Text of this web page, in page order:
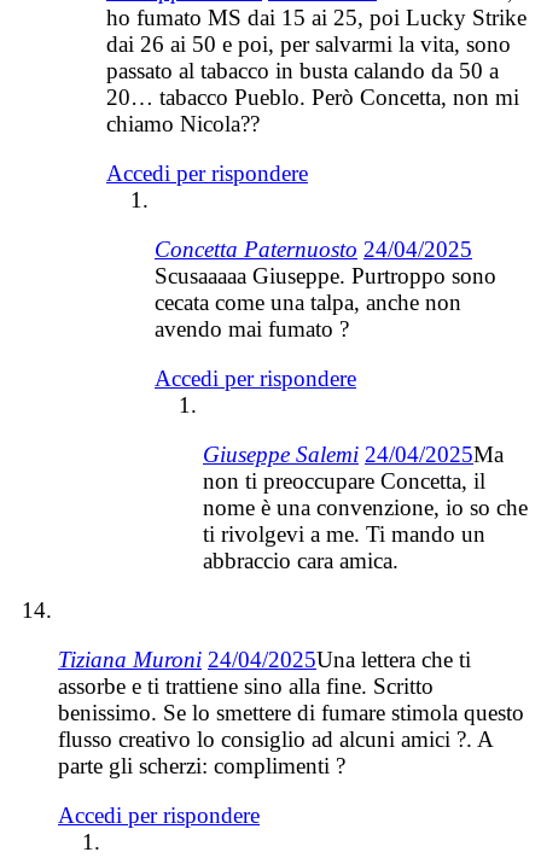
ho fumato MS dai 15 ai 25, poi Lucky Strike
dai 26 ai 50 e poi, per salvarmi la vita, sono
passato al tabacco in busta calando da 50 a
20… tabacco Pueblo. Però Concetta, non mi
chiamo Nicola??
Accedi per rispondere
Concetta Paternuosto 24/04/2025
Scusaaaaa Giuseppe. Purtroppo sono
cecata come una talpa, anche non
avendo mai fumato ?
Accedi per rispondere
Giuseppe Salemi 24/04/2025Ma
non ti preoccupare Concetta, il
nome è una convenzione, io so che
ti rivolgevi a me. Ti mando un
abbraccio cara amica.
Tiziana Muroni 24/04/2025Una lettera che ti
assorbe e ti trattiene sino alla fine. Scritto
benissimo. Se lo smettere di fumare stimola questo
flusso creativo lo consiglio ad alcuni amici ?. A
parte gli scherzi: complimenti ?
Accedi per rispondere